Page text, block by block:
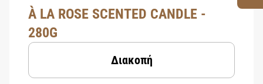
À LA ROSE SCENTED CANDLE -
280G
Διακοπή